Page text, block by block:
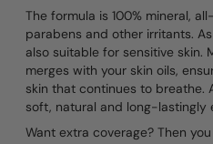
The formula is 100% mineral,
parabens and other irritants.
also suitable for sensitive skin.
merges with your skin oils,
skin that continues to breathe.
soft, natural and long-lastingly
Want extra coverage? Then